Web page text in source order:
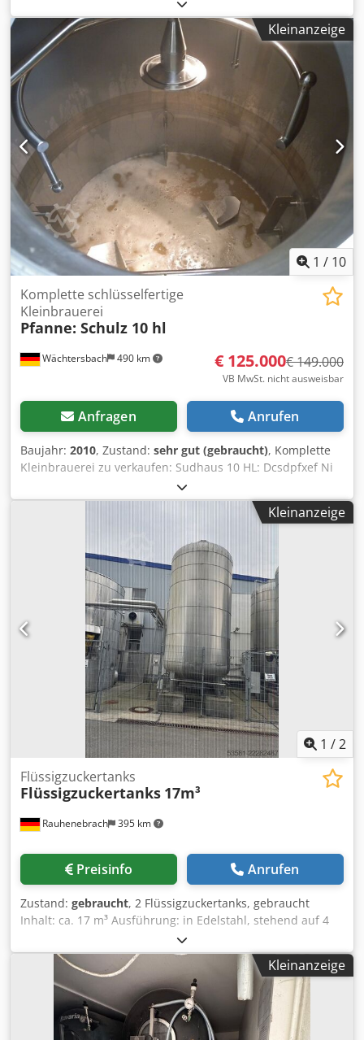
verkleidet - Standzarge, kurz - Reinigungsluftarmatur mit
Sicherheitsventil Maschine (Zusatz): kühlbare
Edelstahltanks zur Außenaufstellung Kapazität: 74480 l
Betriebsdruck: 0,9 bar Breite: 3,27 m Dsdpozgcvlofx Afveck
Höhe: 12,55 m Material: Edelstahl Lage / Position: stehend
Basiskonstruktion: Standzarge, kurz Ausstattung: Kühlung:
1 x Zargenkühlung; Isolierung; Reinigungsluftarmatur mit
Sicherheitsventil; Temperaturmessung
Kleinanzeige
1 / 10
Wächtersbach 490 km
Komplette schlüsselfertige
Kleinbrauerei
Pfanne: Schulz 10 hl
€ 125.000€ 149.000
VB MwSt. nicht ausweisbar
Anfragen Anrufen
Baujahr: 2010, Zustand: sehr gut (gebraucht), Komplette
Kleinbrauerei zu verkaufen: Sudhaus 10 HL: Dcsdpfxef Ni
Rvs Afvok Hochwertige Sudpfanne Fabr. Schulz,
doppelwandig mit Schoko-Verfahren, Läuterbottich und
Whirlpool, komplette Verrohrungen, Schläuche.
Warmwasserbeheizung, Malzmühle, Kleingeräte.
Gärkeller: Würzekühler, Eiswasserbehälter, 5 offene
Gärtanks 10HL, 5 Lagertanks 20 HL, 3 Ausschanktanks 10
HL. Würzepumpe, Schläuche, Temperaturregelegung.
Anschwemmfilter, Hefepfanne. Fasskeller: Hochwertiger
KEG-Reiniger Siemens SPS, Dampferzeuger Flaschenkeller:
Vollautomatischer Reihenfüller, 8 stellig, Weichrad,
Flaschenreiniger rund Viel Zubehör, Kleinteile, Schläuche
etc. Ohne Ausbau, Krane und Hebezeuge vorhanden
Kleinanzeige
1 /2
Rauhenebrach 395 km
Flüssigzuckertanks
Flüssigzuckertanks 17m³
Preisinfo Anrufen
Zustand: gebraucht, 2 Flüssigzuckertanks, gebraucht
Inhalt: ca. 17 m³ Ausführung: in Edelstahl, stehend auf 4
Füßen mit 100 mm Isolierung und VA-Blech Verkleidung
Dsdpfezkai Dox Afvock mit Spritzkopf, Rührwerk,
Mannloch, Kranösen Abmessungen: Höhe: ca. 5,85 m
Außen-Ø: ca. 2,50 m, Innen-Ø: ca. 2,30 m Ausgebaut ab
Kleinanzeige